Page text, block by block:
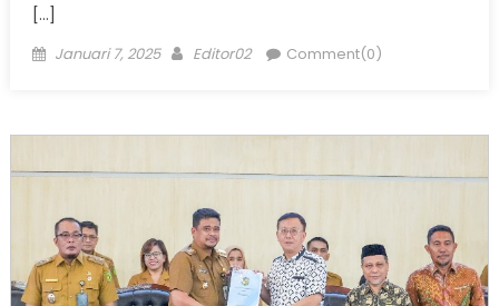
[…]
Posted
Januari 7, 2025 Author
Editor02 Comment(0)